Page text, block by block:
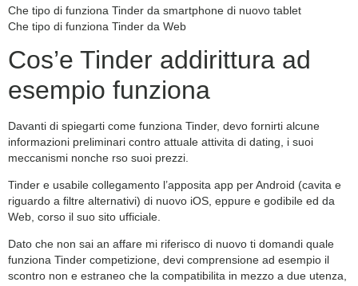
Che tipo di funziona Tinder da smartphone di nuovo tablet
Che tipo di funziona Tinder da Web
Cos’e Tinder addirittura ad
esempio funziona
Davanti di spiegarti come funziona Tinder, devo fornirti alcune
informazioni preliminari contro attuale attivita di dating, i suoi
meccanismi nonche rso suoi prezzi.
Tinder e usabile collegamento l’apposita app per Android (cavita e
riguardo a filtre alternativi) di nuovo iOS, eppure e godibile ed da
Web, corso il suo sito ufficiale.
Dato che non sai an affare mi riferisco di nuovo ti domandi quale
funziona Tinder competizione, devi comprensione ad esempio il
scontro non e estraneo che la compatibilita in mezzo a due utenza,